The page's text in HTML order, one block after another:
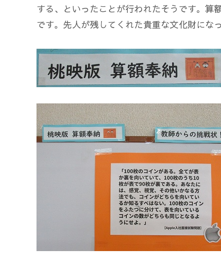
する、といったことが行われたそうです。算
です。先人が残してくれた貴重な文化財にな